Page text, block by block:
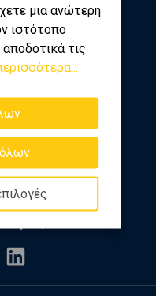
μια ανώτερη
ιστότοπο
τις
Home για νέα
της αγοράς